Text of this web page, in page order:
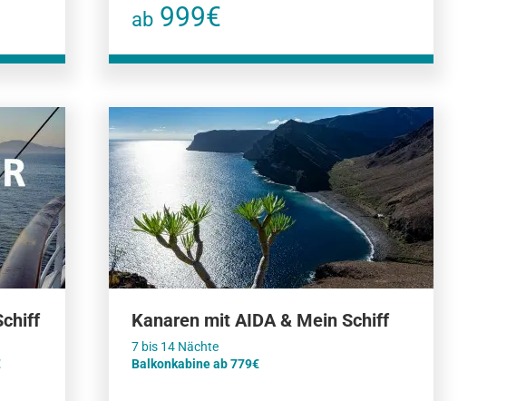
ab 999€
Kanaren mit AIDA & Mein Schiff
Balkonkabine ab 779€